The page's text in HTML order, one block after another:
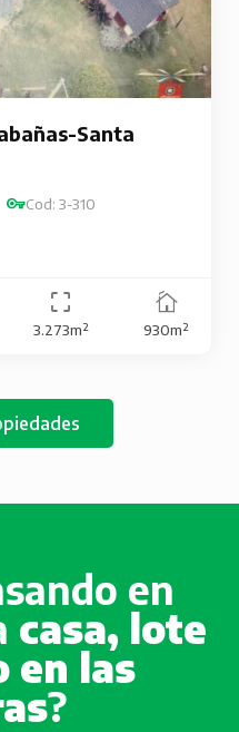
Santa
Cod: 3-310
3.273m² 930m²
en
casa, lote
en las
?